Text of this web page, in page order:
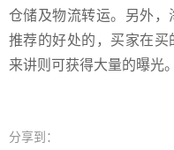
仓储及物流转运。另外
推荐的好处的，买家在
来讲则可获得大量的曝光。
分享到：